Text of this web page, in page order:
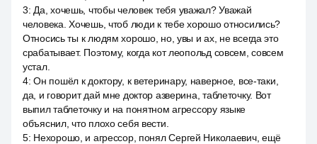
3: Да, хочешь, чтобы человек тебя уважал? Уважай
человека. Хочешь, чтоб люди к тебе хорошо относились?
Относись ты к людям хорошо, но, увы и ах, не всегда это
срабатывает. Поэтому, когда кот леопольд совсем, совсем
устал.
4:Он пошёл к доктору, к ветеринару, наверное, все-таки,
да, и говорит дай мне доктор азверина, таблеточку. Вот
выпил таблеточку и на понятном агрессору языке
объяснил, что плохо себя вести.
5: Нехорошо, и агрессор, понял Сергей Николаевич, ещё